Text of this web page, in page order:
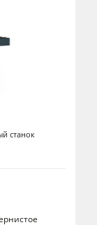
станок